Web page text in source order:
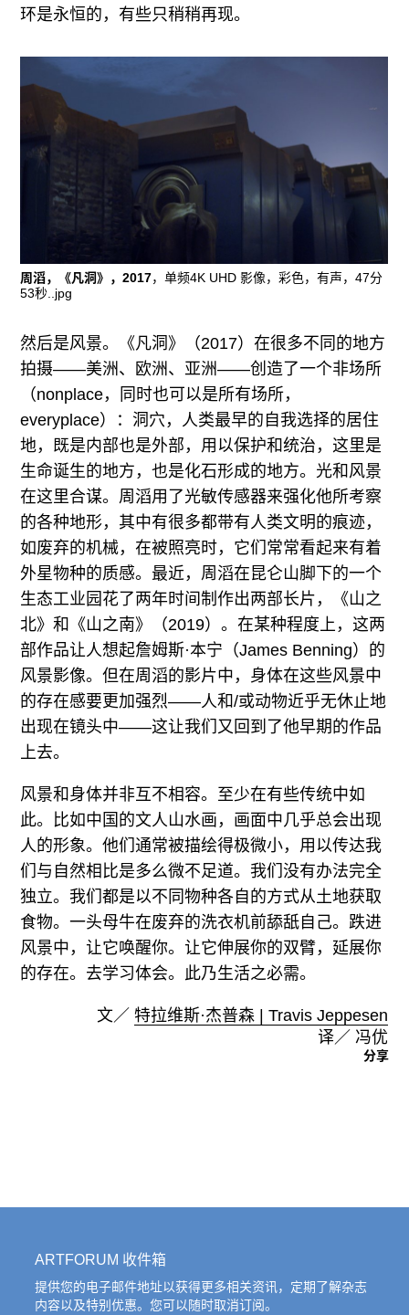
环是永恒的，有些只稍稍再现。
周滔，《凡洞》，2017，单频4K UHD 影像，彩色，有声，47分
53秒..jpg
然后是风景。《凡洞》（2017）在很多不同的地方
拍摄——美洲、欧洲、亚洲——创造了一个非场所
（nonplace，同时也可以是所有场所，
everyplace）：洞穴，人类最早的自我选择的居住
地，既是内部也是外部，用以保护和统治，这里是
生命诞生的地方，也是化石形成的地方。光和风景
在这里合谋。周滔用了光敏传感器来强化他所考察
的各种地形，其中有很多都带有人类文明的痕迹，
如废弃的机械，在被照亮时，它们常常看起来有着
外星物种的质感。最近，周滔在昆仑山脚下的一个
生态工业园花了两年时间制作出两部长片，《山之
北》和《山之南》（2019）。在某种程度上，这两
部作品让人想起詹姆斯·本宁（James Benning）的
风景影像。但在周滔的影片中，身体在这些风景中
的存在感要更加强烈——人和/或动物近乎无休止地
出现在镜头中——这让我们又回到了他早期的作品
上去。
风景和身体并非互不相容。至少在有些传统中如
此。比如中国的文人山水画，画面中几乎总会出现
人的形象。他们通常被描绘得极微小，用以传达我
们与自然相比是多么微不足道。我们没有办法完全
独立。我们都是以不同物种各自的方式从土地获取
食物。一头母牛在废弃的洗衣机前舔舐自己。跌进
风景中，让它唤醒你。让它伸展你的双臂，延展你
的存在。去学习体会。此乃生活之必需。
文／ 特拉维斯·杰普森 | Travis Jeppesen
译／ 冯优
分享
ARTFORUM 收件箱
提供您的电子邮件地址以获得更多相关资讯，定期了解杂志
内容以及特别优惠。您可以随时取消订阅。